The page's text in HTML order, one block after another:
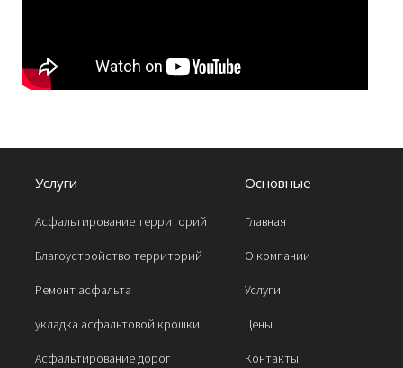
Услуги
Асфальтирование территорий
Благоустройство территорий
Ремонт асфальта
укладка асфальтовой крошки
Асфальтирование дорог
Основные
Главная
О компании
Услуги
Цены
Контакты